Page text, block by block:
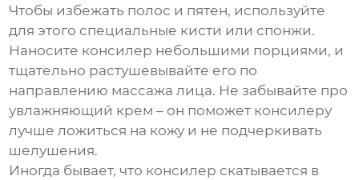
Чтобы избежать полос и пятен, используйте
для этого специальные кисти или спонжи.
Наносите консилер небольшими порциями, и
тщательно растушевывайте его по
направлению массажа лица. Не забывайте про
увлажняющий крем – он поможет консилеру
лучше ложиться на кожу и не подчеркивать
шелушения.
Иногда бывает, что консилер скатывается в